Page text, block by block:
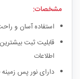
مشخصات:
استفاده آسان و
قابلیت ثبت
اطلاعات
دارای نور پس